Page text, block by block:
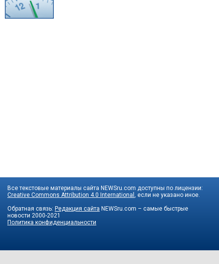
Все текстовые материалы сайта NEWSru.com доступны по лицензии:
Creative Commons Attribution 4.0 International
, если не указано иное.
Обратная связь: Редакция сайта NEWSru.com – самые быстрые
новости 2000-2021
Политика конфиденциальности